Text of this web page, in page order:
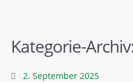
Kategorie-
2. September 2025